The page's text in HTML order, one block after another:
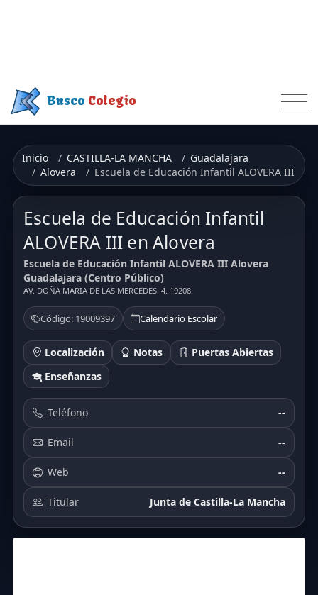
Busco Colegio
Inicio CASTILLA-LA MANCHA
Guadalajara
Alovera
Escuela de Educación Infantil ALOVERA III
Escuela de Educación Infantil
ALOVERA III en Alovera
Escuela de Educación Infantil ALOVERA III Alovera
Guadalajara (Centro Público)
AV. DOÑA MARIA DE LAS MERCEDES, 4. 19208.
Código: 19009397 Calendario Escolar
Localización Notas
Puertas Abiertas
Enseñanzas
Teléfono --
Email --
Web --
Titular Junta de Castilla-La Mancha